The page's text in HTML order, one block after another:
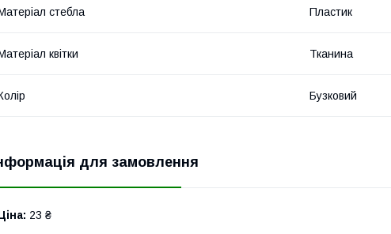
стебла Пластик
квітки Тканина
Бузковий
для замовлення
23 ₴